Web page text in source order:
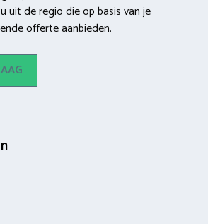
uit de regio die op basis van je
offerteaanbieden.